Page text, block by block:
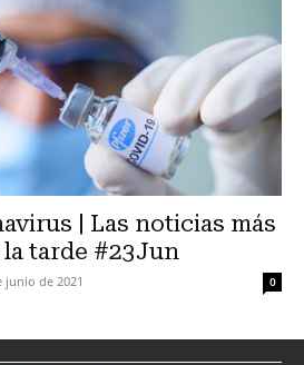
| Las noticias más
tarde #23Jun
junio de 2021 0